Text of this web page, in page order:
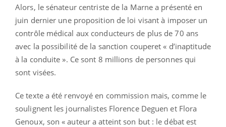
Alors, le sénateur centriste de la Marne a présenté en
juin dernier une proposition de loi visant à imposer un
contrôle médical aux conducteurs de plus de 70 ans
avec la possibilité de la sanction couperet « d’inaptitude
à la conduite ». Ce sont 8 millions de personnes qui
sont visées.
Ce texte a été renvoyé en commission mais, comme le
soulignent les journalistes Florence Deguen et Flora
Genoux, son « auteur a atteint son but : le débat est